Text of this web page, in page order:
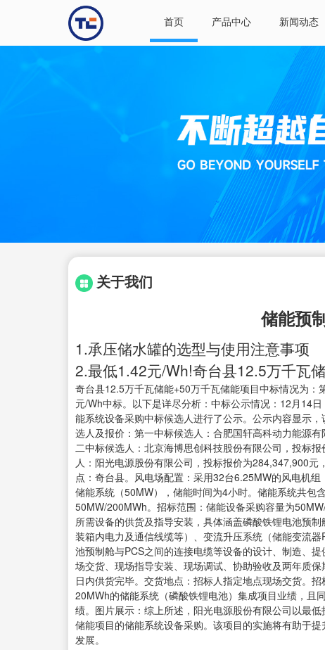
首页 产品中心 新闻动态
关于我们
储能预
1.承压储水罐的选型与使用注意事项
2.最低1.42元/Wh!奇台县12.5万千瓦
奇台县12.5万千瓦储能+50万千瓦储能项目中标情况为
元/Wh中标。以下是详尽分析：中标公示情况：12月14
能系统设备采购中标候选人进行了公示。公示内容显示
选人及报价：第一中标候选人：合肥国轩高科动力能源
二中标候选人：北京海博思创科技股份有限公司，投标
人：阳光电源股份有限公司，投标报价为284,347,900
点：奇台县。风电场配置：采用32台6.25MW的风电机
储能系统（50MW），储能时间为4小时。储能系统共包
50MW/200MWh。招标范围：储能设备采购容量为
所需设备的供货及指导安装，具体涵盖磷酸铁锂电池预
装箱内电力及通信线缆等）、变流升压系统（储能变流
池预制舱与PCS之间的连接电缆等设备的设计、制造、
场交货、现场指导安装、现场调试、协助验收及两年质
日内供货完毕。交货地点：招标人指定地点现场交货。
20MWh的储能系统（磷酸铁锂电池）集成项目业绩，且
绩。图片展示：综上所述，阳光电源股份有限公司以最
储能项目的储能系统设备采购。该项目的实施将有助于
发展。